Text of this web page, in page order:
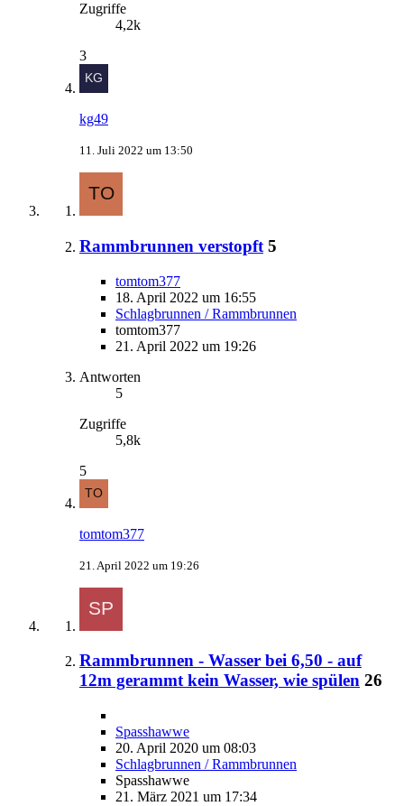
Zugriffe
4,2k
3
kg49
11. Juli 2022 um 13:50
Rammbrunnen verstopft 5
tomtom377
18. April 2022 um 16:55
Schlagbrunnen / Rammbrunnen
tomtom377
21. April 2022 um 19:26
Antworten
5
Zugriffe
5,8k
5
tomtom377
21. April 2022 um 19:26
Rammbrunnen - Wasser bei 6,50 - auf
12m gerammt kein Wasser, wie spülen 26
Spasshawwe
20. April 2020 um 08:03
Schlagbrunnen / Rammbrunnen
Spasshawwe
21. März 2021 um 17:34